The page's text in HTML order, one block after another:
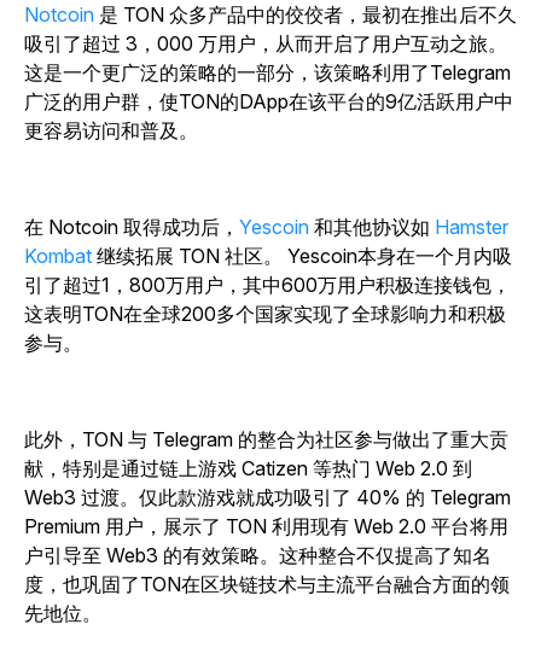
Notcoin 是 TON 众多产品中的佼佼者，最初在推出后不久
吸引了超过 3，000 万用户，从而开启了用户互动之旅。
这是一个更广泛的策略的一部分，该策略利用了Telegram
广泛的用户群，使TON的DApp在该平台的9亿活跃用户中
更容易访问和普及。
在 Notcoin 取得成功后 ， Yescoin 和其他协议如 Hamster
Kombat 继续拓展 TON 社区。 Yescoin本身在一个月内吸
引了超过1，800万用户，其中600万用户积极连接钱包，
这表明TON在全球200多个国家实现了全球影响力和积极
参与。
此外，TON 与 Telegram 的整合为社区参与做出了重大贡
献，特别是通过链上游戏 Catizen 等热门 Web 2.0 到
Web3 过渡。仅此款游戏就成功吸引了 40% 的 Telegram
Premium 用户，展示了 TON 利用现有 Web 2.0 平台将用
户引导至 Web3 的有效策略。这种整合不仅提高了知名
度，也巩固了TON在区块链技术与主流平台融合方面的领
先地位。